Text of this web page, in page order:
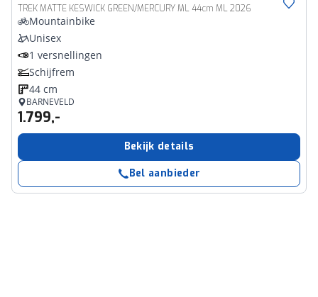
TREK MATTE KESWICK GREEN/MERCURY ML 44cm ML 2026
Mountainbike
Unisex
1 versnellingen
Schijfrem
44 cm
BARNEVELD
1.799,-
Bekijk details
Bel aanbieder